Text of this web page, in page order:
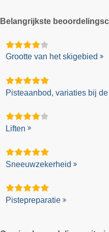
Belangrijkste
Grootte van het skigebied
Pisteaanbod, variaties bij
Liften
Sneeuwzekerheid
Pistepreparatie